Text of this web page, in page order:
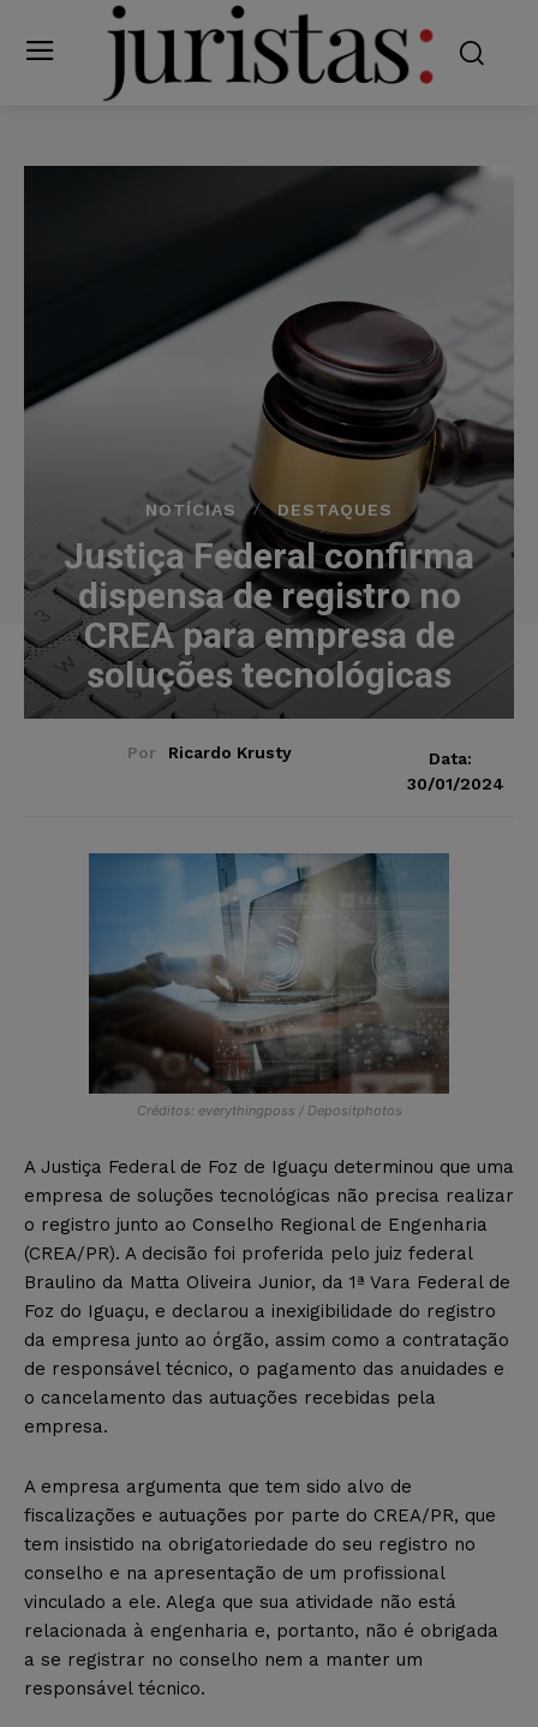
NOTÍCIAS DESTAQUES
Justiça Federal confirma
dispensa de registro no
CREA para empresa de
soluções tecnológicas
Por Ricardo Krusty
Data:
30/01/2024
Créditos: everythingposs / Depositphotos
A Justiça Federal de Foz de Iguaçu determinou que uma
empresa de soluções tecnológicas não precisa realizar
o registro junto ao Conselho Regional de Engenharia
(CREA/PR). A decisão foi proferida pelo juiz federal
Braulino da Matta Oliveira Junior, da 1ª Vara Federal de
Foz do Iguaçu, e declarou a inexigibilidade do registro
da empresa junto ao órgão, assim como a contratação
de responsável técnico, o pagamento das anuidades e
o cancelamento das autuações recebidas pela
empresa.
A empresa argumenta que tem sido alvo de
fiscalizações e autuações por parte do CREA/PR, que
tem insistido na obrigatoriedade do seu registro no
conselho e na apresentação de um profissional
vinculado a ele. Alega que sua atividade não está
relacionada à engenharia e, portanto, não é obrigada
a se registrar no conselho nem a manter um
responsável técnico.